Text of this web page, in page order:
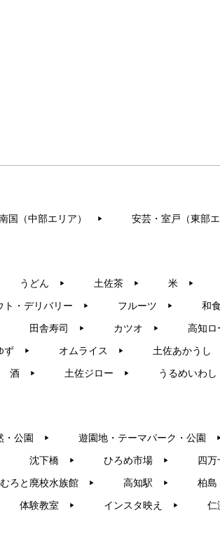
国（中部エリア） ▶︎ 安芸・室戸（東部エ
うどん ▶︎ 土佐茶 ▶︎ 米 ▶︎
ト・デリバリー ▶︎ フルーツ ▶︎ 和食
田舎寿司 ▶︎ カツオ ▶︎ 高知ロ
ず ▶︎ オムライス ▶︎ 土佐あかうし
酒 ▶︎ 土佐ジロー ▶︎ うるめいわし
・公園 ▶︎ 遊園地・テーマパーク・公園
沈下橋 ▶︎ ひろめ市場 ▶︎ 四万
むろと廃校水族館 ▶︎ 高知駅 ▶︎ 柏島
体験教室 ▶︎ インスタ映え ▶︎ 仁